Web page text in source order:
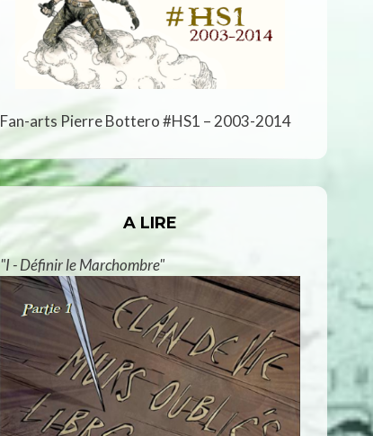
Fan-arts Pierre Bottero #HS1 – 2003-2014
A LIRE
"I - Définir le Marchombre"